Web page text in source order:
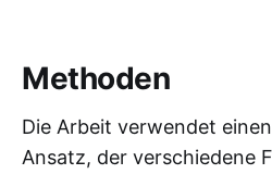
Methoden
Die Arbeit verwendet
Ansatz, der verschiedene